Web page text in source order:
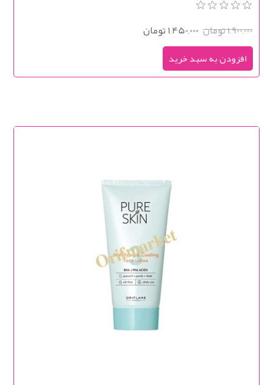
1,900,000 تومان 1,450,000 تومان